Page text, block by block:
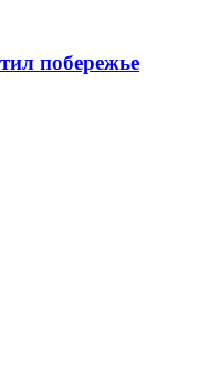
побережье